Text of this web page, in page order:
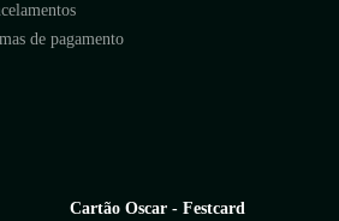
de pagamento
Cartão Oscar - Festcard